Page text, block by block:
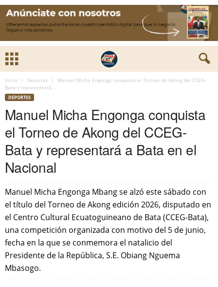
Inicio Deportes
Manuel Micha Engonga conquista el Torneo de Akong del CCEG-
Bata y representará...
DEPORTES
Manuel Micha Engonga conquista
el Torneo de Akong del CCEG-
Bata y representará a Bata en el
Nacional
Manuel Micha Engonga Mbang se alzó este sábado con
el título del Torneo de Akong edición 2026, disputado en
el Centro Cultural Ecuatoguineano de Bata (CCEG-Bata),
una competición organizada con motivo del 5 de junio,
fecha en la que se conmemora el natalicio del
Presidente de la República, S.E. Obiang Nguema
Mbasogo.